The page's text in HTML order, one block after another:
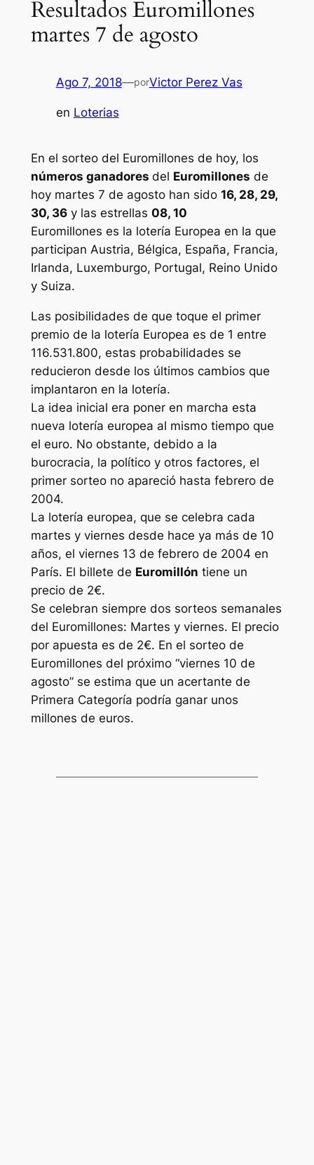
Resultados Euromillones
martes 7 de agosto
Ago 7, 2018—porVictor Perez Vas
en Loterias
En el sorteo del Euromillones de hoy, los
números ganadores del Euromillones de
hoy martes 7 de agosto han sido 16, 28, 29,
30, 36y las estrellas 08, 10
Euromillones es la lotería Europea en la que
participan Austria, Bélgica, España, Francia,
Irlanda, Luxemburgo, Portugal, Reino Unido
y Suiza.
Las posibilidades de que toque el primer
premio de la lotería Europea es de 1 entre
116.531.800, estas probabilidades se
reducieron desde los últimos cambios que
implantaron en la lotería.
La idea inicial era poner en marcha esta
nueva lotería europea al mismo tiempo que
el euro. No obstante, debido a la
burocracia, la político y otros factores, el
primer sorteo no apareció hasta febrero de
2004.
La lotería europea, que se celebra cada
martes y viernes desde hace ya más de 10
años, el viernes 13 de febrero de 2004 en
París. El billete de Euromillón tiene un
precio de 2€.
Se celebran siempre dos sorteos semanales
del Euromillones: Martes y viernes. El precio
por apuesta es de 2€. En el sorteo de
Euromillones del próximo “viernes 10 de
agosto” se estima que un acertante de
Primera Categoría podría ganar unos
millones de euros.